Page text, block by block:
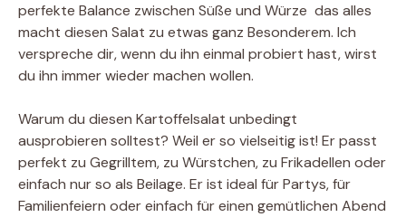
perfekte Balance zwischen Süße und Würze  das alles
macht diesen Salat zu etwas ganz Besonderem. Ich
verspreche dir, wenn du ihn einmal probiert hast, wirst
du ihn immer wieder machen wollen.
Warum du diesen Kartoffelsalat unbedingt
ausprobieren solltest? Weil er so vielseitig ist! Er passt
perfekt zu Gegrilltem, zu Würstchen, zu Frikadellen oder
einfach nur so als Beilage. Er ist ideal für Partys, für
Familienfeiern oder einfach für einen gemütlichen Abend